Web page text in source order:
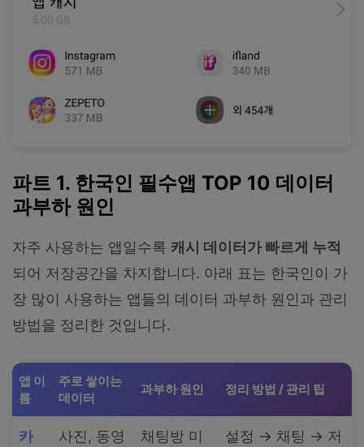
파트 1. 한국인 필수앱 TOP 10 데이터
과부하 원인
자주 사용하는 앱일수록 캐시 데이터가 빠르게 누적
되어 저장공간을 차지합니다. 아래 표는 한국인이 가
장 많이 사용하는 앱들의 데이터 과부하 원인과 관리
방법을 정리한 것입니다.
앱 이
름
주로 쌓이는
데이터
과부하 원인 정리 방법 / 관리 팁
카
사진, 동영
채팅방 미
설정 → 채팅 → 저